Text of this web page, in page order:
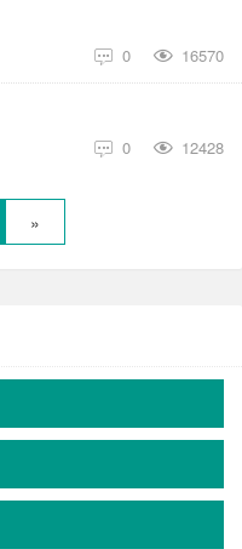
0  16570
0  12428
»